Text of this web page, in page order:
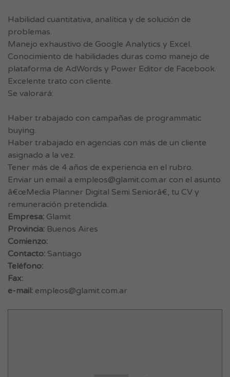
Habilidad cuantitativa, analítica y de solución de
problemas.
Manejo exhaustivo de Google Analytics y Excel.
Conocimiento de habilidades duras como manejo de
plataforma de AdWords y Power Editor de Facebook.
Excelente trato con cliente.
Se valorará:
Haber trabajado con campañas de programmatic
buying.
Haber trabajado en agencias con más de un cliente
asignado a la vez.
Tener más de 4 años de experiencia en el rubro.
Enviar un email a empleos@glamit.com.ar con el asunto
â€œMedia Planner Digital Semi Seniorâ€, tu CV y
remuneración pretendida.
Empresa: Glamit
Provincia: Buenos Aires
Comienzo:
Contacto: Santiago
Teléfono:
Fax:
e-mail: empleos@glamit.com.ar